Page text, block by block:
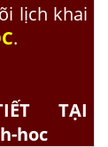
lịch khai
.
TẠI
hoc